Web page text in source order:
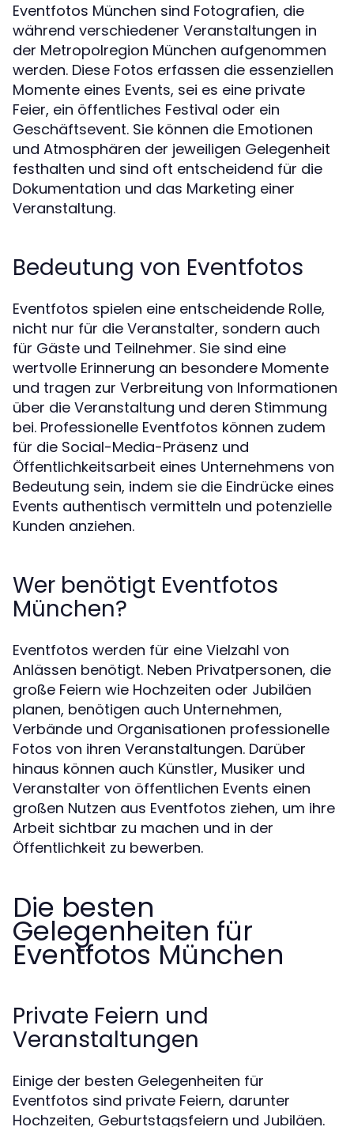
Eventfotos München sind Fotografien, die
während verschiedener Veranstaltungen in
der Metropolregion München aufgenommen
werden. Diese Fotos erfassen die essenziellen
Momente eines Events, sei es eine private
Feier, ein öffentliches Festival oder ein
Geschäftsevent. Sie können die Emotionen
und Atmosphären der jeweiligen Gelegenheit
festhalten und sind oft entscheidend für die
Dokumentation und das Marketing einer
Veranstaltung.
Bedeutung von Eventfotos
Eventfotos spielen eine entscheidende Rolle,
nicht nur für die Veranstalter, sondern auch
für Gäste und Teilnehmer. Sie sind eine
wertvolle Erinnerung an besondere Momente
und tragen zur Verbreitung von Informationen
über die Veranstaltung und deren Stimmung
bei. Professionelle Eventfotos können zudem
für die Social-Media-Präsenz und
Öffentlichkeitsarbeit eines Unternehmens von
Bedeutung sein, indem sie die Eindrücke eines
Events authentisch vermitteln und potenzielle
Kunden anziehen.
Wer benötigt Eventfotos
München?
Eventfotos werden für eine Vielzahl von
Anlässen benötigt. Neben Privatpersonen, die
große Feiern wie Hochzeiten oder Jubiläen
planen, benötigen auch Unternehmen,
Verbände und Organisationen professionelle
Fotos von ihren Veranstaltungen. Darüber
hinaus können auch Künstler, Musiker und
Veranstalter von öffentlichen Events einen
großen Nutzen aus Eventfotos ziehen, um ihre
Arbeit sichtbar zu machen und in der
Öffentlichkeit zu bewerben.
Die besten
Gelegenheiten für
Eventfotos München
Private Feiern und
Veranstaltungen
Einige der besten Gelegenheiten für
Eventfotos sind private Feiern, darunter
Hochzeiten, Geburtstagsfeiern und Jubiläen.